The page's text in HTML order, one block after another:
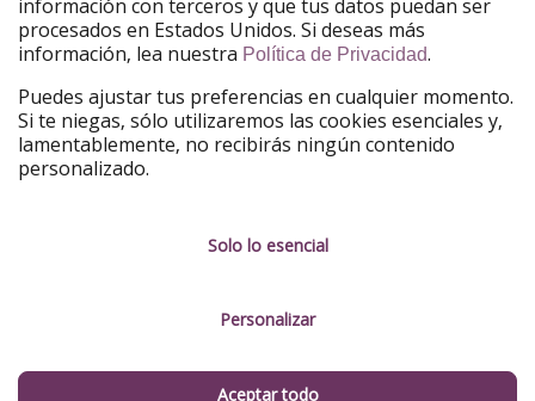
TravelPirates
Nuestro grupo
HolidayPirates Group
Conócenos mejor
Sobre ViajerosPiratas
Sostenibilidad
Información legal
Gestionar servicios
información con terceros y que tus datos puedan ser
procesados en Estados Unidos. Si deseas más
información, lea nuestra Política de Privacidad.
Puedes ajustar tus preferencias en cualquier momento.
Si te niegas, sólo utilizaremos las cookies esenciales y,
lamentablemente, no recibirás ningún contenido
personalizado.
Solo lo esencial
Personalizar
Aceptar todo